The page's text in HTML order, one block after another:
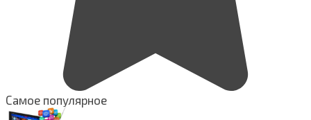
Самое популярное